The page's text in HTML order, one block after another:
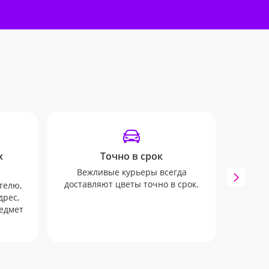
Точно в срок
Вежливые курьеры всегда
доставляют цветы точно в срок.